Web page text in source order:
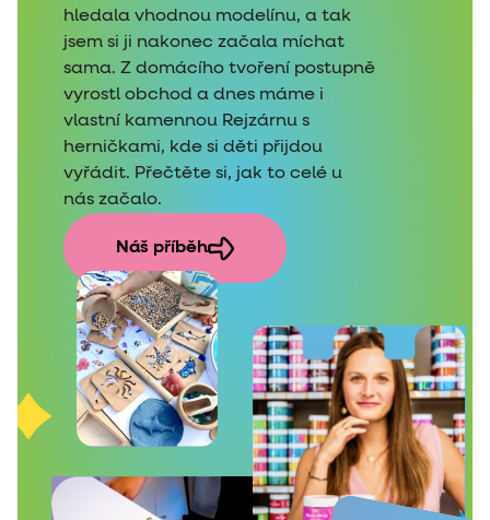
hledala vhodnou modelínu, a tak
jsem si ji nakonec začala míchat
sama. Z domácího tvoření postupně
vyrostl obchod a dnes máme i
vlastní kamennou Rejzárnu s
herničkami, kde si děti přijdou
vyřádit. Přečtěte si, jak to celé u
nás začalo.
Náš příběh